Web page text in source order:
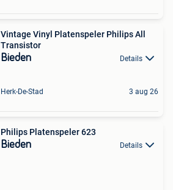
Vintage Vinyl Platenspeler Philips All
Transistor
Bieden Details
Herk-De-Stad 3 aug 26
Philips Platenspeler 623
Bieden Details